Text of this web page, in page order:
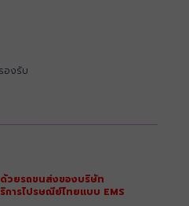
องรับ
วยรถขนส่งของบริษัท
ารไปรษณีย์ไทยแบบ EMS